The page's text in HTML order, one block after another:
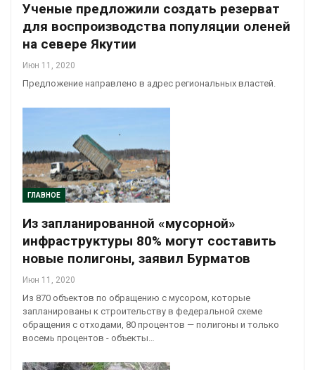
Ученые предложили создать резерват
для воспроизводства популяции оленей
на севере Якутии
Июн 11, 2020
Предложение направлено в адрес региональных властей.
ГЛАВНОЕ
Из запланированной «мусорной»
инфраструктуры 80% могут составить
новые полигоны, заявил Бурматов
Июн 11, 2020
Из 870 объектов по обращению с мусором, которые
запланированы к строительству в федеральной схеме
обращения с отходами, 80 процентов — полигоны и только
восемь процентов - объекты…